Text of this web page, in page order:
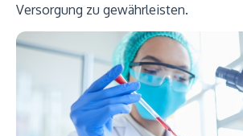
Versorgung zu gewährleisten.